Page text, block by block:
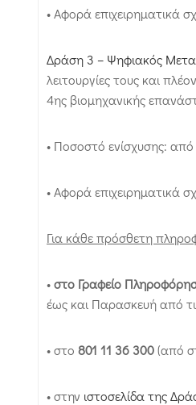
• Αφορά επιχειρηματικά
Δράση 3 – Ψηφιακός
λειτουργίες τους και
4ης βιομηχανικής
• Ποσοστό ενίσχυσης:
• Αφορά επιχειρηματικά
Για κάθε πρόσθετη
•στο Γραφείο
έως και Παρασκευή από
• στο 801 11 36 300(από
• στην ιστοσελίδα της